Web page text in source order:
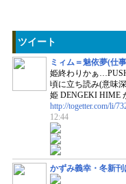
ツイート
ミィム＝魅依夢(仕
姫終わりかぁ
頃に立ち読み(意味
姫 DENGEKI HIME
http://togetter.com/li/
12:44
かずみ義幸・冬新